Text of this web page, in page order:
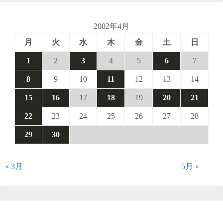
送
り
2002年4月
月
火 水 木 金 土 日
1 2 3 4 5 6 7
8 9 10 11 12 13 14
15 16 17 18 19 20 21
22 23 24 25 26 27 28
29 30
« 3月 5月 »